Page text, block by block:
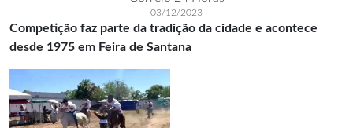
03/12/2023
Competição faz parte da tradição da cidade e acontece
desde 1975 em Feira de Santana